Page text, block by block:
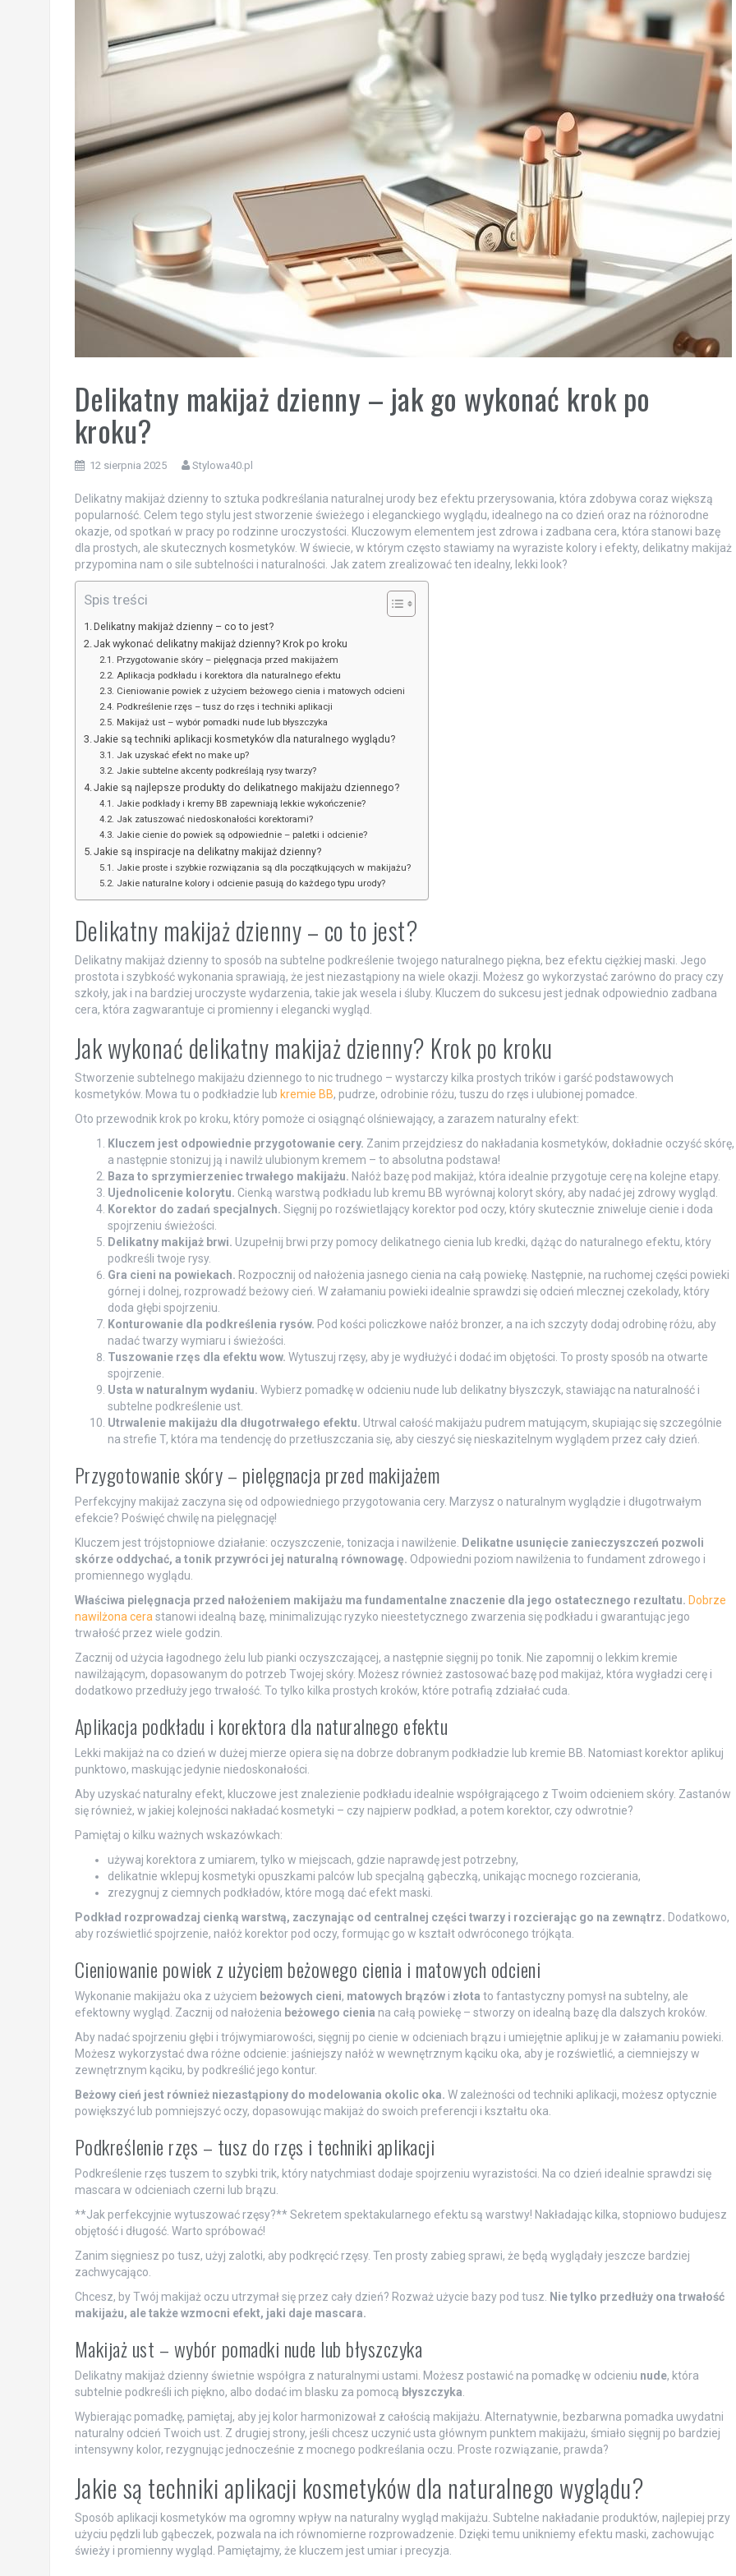
Delikatny makijaż dzienny – jak go wykonać krok po
kroku?
12 sierpnia 2025 Stylowa40.pl
Delikatny makijaż dzienny to sztuka podkreślania naturalnej urody bez efektu przerysowania, która zdobywa coraz większą
popularność. Celem tego stylu jest stworzenie świeżego i eleganckiego wyglądu, idealnego na co dzień oraz na różnorodne
okazje, od spotkań w pracy po rodzinne uroczystości. Kluczowym elementem jest zdrowa i zadbana cera, która stanowi bazę
dla prostych, ale skutecznych kosmetyków. W świecie, w którym często stawiamy na wyraziste kolory i efekty, delikatny makijaż
przypomina nam o sile subtelności i naturalności. Jak zatem zrealizować ten idealny, lekki look?
Spis treści
Delikatny makijaż dzienny – co to jest?
Jak wykonać delikatny makijaż dzienny? Krok po kroku
Przygotowanie skóry – pielęgnacja przed makijażem
Aplikacja podkładu i korektora dla naturalnego efektu
Cieniowanie powiek z użyciem beżowego cienia i matowych odcieni
Podkreślenie rzęs – tusz do rzęs i techniki aplikacji
Makijaż ust – wybór pomadki nude lub błyszczyka
Jakie są techniki aplikacji kosmetyków dla naturalnego wyglądu?
Jak uzyskać efekt no make up?
Jakie subtelne akcenty podkreślają rysy twarzy?
Jakie są najlepsze produkty do delikatnego makijażu dziennego?
Jakie podkłady i kremy BB zapewniają lekkie wykończenie?
Jak zatuszować niedoskonałości korektorami?
Jakie cienie do powiek są odpowiednie – paletki i odcienie?
Jakie są inspiracje na delikatny makijaż dzienny?
Jakie proste i szybkie rozwiązania są dla początkujących w makijażu?
Jakie naturalne kolory i odcienie pasują do każdego typu urody?
Delikatny makijaż dzienny – co to jest?
Delikatny makijaż dzienny to sposób na subtelne podkreślenie twojego naturalnego piękna, bez efektu ciężkiej maski. Jego
prostota i szybkość wykonania sprawiają, że jest niezastąpiony na wiele okazji. Możesz go wykorzystać zarówno do pracy czy
szkoły, jak i na bardziej uroczyste wydarzenia, takie jak wesela i śluby. Kluczem do sukcesu jest jednak odpowiednio zadbana
cera, która zagwarantuje ci promienny i elegancki wygląd.
Jak wykonać delikatny makijaż dzienny? Krok po kroku
Stworzenie subtelnego makijażu dziennego to nic trudnego – wystarczy kilka prostych trików i garść podstawowych
kosmetyków. Mowa tu o podkładzie lub kremie BB, pudrze, odrobinie różu, tuszu do rzęs i ulubionej pomadce.
Oto przewodnik krok po kroku, który pomoże ci osiągnąć olśniewający, a zarazem naturalny efekt:
Kluczem jest odpowiednie przygotowanie cery. Zanim przejdziesz do nakładania kosmetyków, dokładnie oczyść skórę,
a następnie stonizuj ją i nawilż ulubionym kremem – to absolutna podstawa!
Baza to sprzymierzeniec trwałego makijażu. Nałóż bazę pod makijaż, która idealnie przygotuje cerę na kolejne etapy.
Ujednolicenie kolorytu. Cienką warstwą podkładu lub kremu BB wyrównaj koloryt skóry, aby nadać jej zdrowy wygląd.
Korektor do zadań specjalnych. Sięgnij po rozświetlający korektor pod oczy, który skutecznie zniweluje cienie i doda
spojrzeniu świeżości.
Delikatny makijaż brwi. Uzupełnij brwi przy pomocy delikatnego cienia lub kredki, dążąc do naturalnego efektu, który
podkreśli twoje rysy.
Gra cieni na powiekach. Rozpocznij od nałożenia jasnego cienia na całą powiekę. Następnie, na ruchomej części powieki
górnej i dolnej, rozprowadź beżowy cień. W załamaniu powieki idealnie sprawdzi się odcień mlecznej czekolady, który
doda głębi spojrzeniu.
Konturowanie dla podkreślenia rysów. Pod kości policzkowe nałóż bronzer, a na ich szczyty dodaj odrobinę różu, aby
nadać twarzy wymiaru i świeżości.
Tuszowanie rzęs dla efektu wow. Wytuszuj rzęsy, aby je wydłużyć i dodać im objętości. To prosty sposób na otwarte
spojrzenie.
Usta w naturalnym wydaniu. Wybierz pomadkę w odcieniu nude lub delikatny błyszczyk, stawiając na naturalność i
subtelne podkreślenie ust.
Utrwalenie makijażu dla długotrwałego efektu. Utrwal całość makijażu pudrem matującym, skupiając się szczególnie
na strefie T, która ma tendencję do przetłuszczania się, aby cieszyć się nieskazitelnym wyglądem przez cały dzień.
Przygotowanie skóry – pielęgnacja przed makijażem
Perfekcyjny makijaż zaczyna się od odpowiedniego przygotowania cery. Marzysz o naturalnym wyglądzie i długotrwałym
efekcie? Poświęć chwilę na pielęgnację!
Kluczem jest trójstopniowe działanie: oczyszczenie, tonizacja i nawilżenie.
Delikatne usunięcie zanieczyszczeń pozwoli
skórze oddychać, a tonik przywróci jej naturalną równowagę. Odpowiedni poziom nawilżenia to fundament zdrowego i
promiennego wyglądu.
Właściwa pielęgnacja przed nałożeniem makijażu ma fundamentalne znaczenie dla jego ostatecznego rezultatu. Dobrze
nawilżona cera stanowi idealną bazę, minimalizując ryzyko nieestetycznego zwarzenia się podkładu i gwarantując jego
trwałość przez wiele godzin.
Zacznij od użycia łagodnego żelu lub pianki oczyszczającej, a następnie sięgnij po tonik. Nie zapomnij o lekkim kremie
nawilżającym, dopasowanym do potrzeb Twojej skóry. Możesz również zastosować bazę pod makijaż, która wygładzi cerę i
dodatkowo przedłuży jego trwałość. To tylko kilka prostych kroków, które potrafią zdziałać cuda.
Aplikacja podkładu i korektora dla naturalnego efektu
Lekki makijaż na co dzień w dużej mierze opiera się na dobrze dobranym podkładzie lub kremie BB. Natomiast korektor aplikuj
punktowo, maskując jedynie niedoskonałości.
Aby uzyskać naturalny efekt, kluczowe jest znalezienie podkładu idealnie współgrającego z Twoim odcieniem skóry. Zastanów
się również, w jakiej kolejności nakładać kosmetyki – czy najpierw podkład, a potem korektor, czy odwrotnie?
Pamiętaj o kilku ważnych wskazówkach:
używaj korektora z umiarem, tylko w miejscach, gdzie naprawdę jest potrzebny,
delikatnie wklepuj kosmetyki opuszkami palców lub specjalną gąbeczką, unikając mocnego rozcierania,
zrezygnuj z ciemnych podkładów, które mogą dać efekt maski.
Podkład rozprowadzaj cienką warstwą, zaczynając od centralnej części twarzy i rozcierając go na zewnątrz. Dodatkowo,
aby rozświetlić spojrzenie, nałóż korektor pod oczy, formując go w kształt odwróconego trójkąta.
Cieniowanie powiek z użyciem beżowego cienia i matowych odcieni
Wykonanie makijażu oka z użyciem beżowych cieni, matowych brązówi złota to fantastyczny pomysł na subtelny, ale
efektowny wygląd. Zacznij od nałożenia beżowego cienia na całą powiekę – stworzy on idealną bazę dla dalszych kroków.
Aby nadać spojrzeniu głębi i trójwymiarowości, sięgnij po cienie w odcieniach brązu i umiejętnie aplikuj je w załamaniu powieki.
Możesz wykorzystać dwa różne odcienie: jaśniejszy nałóż w wewnętrznym kąciku oka, aby je rozświetlić, a ciemniejszy w
zewnętrznym kąciku, by podkreślić jego kontur.
Beżowy cień jest również niezastąpiony do modelowania okolic oka. W zależności od techniki aplikacji, możesz optycznie
powiększyć lub pomniejszyć oczy, dopasowując makijaż do swoich preferencji i kształtu oka.
Podkreślenie rzęs – tusz do rzęs i techniki aplikacji
Podkreślenie rzęs tuszem to szybki trik, który natychmiast dodaje spojrzeniu wyrazistości. Na co dzień idealnie sprawdzi się
mascara w odcieniach czerni lub brązu.
**Jak perfekcyjnie wytuszować rzęsy?** Sekretem spektakularnego efektu są warstwy! Nakładając kilka, stopniowo budujesz
objętość i długość. Warto spróbować!
Zanim sięgniesz po tusz, użyj zalotki, aby podkręcić rzęsy. Ten prosty zabieg sprawi, że będą wyglądały jeszcze bardziej
zachwycająco.
Chcesz, by Twój makijaż oczu utrzymał się przez cały dzień? Rozważ użycie bazy pod tusz.
Nie tylko przedłuży ona trwałość
makijażu, ale także wzmocni efekt, jaki daje mascara.
Makijaż ust – wybór pomadki nude lub błyszczyka
Delikatny makijaż dzienny świetnie współgra z naturalnymi ustami. Możesz postawić na pomadkę w odcieniu nude, która
subtelnie podkreśli ich piękno, albo dodać im blasku za pomocą błyszczyka
Wybierając pomadkę, pamiętaj, aby jej kolor harmonizował z całością makijażu. Alternatywnie, bezbarwna pomadka uwydatni
naturalny odcień Twoich ust. Z drugiej strony, jeśli chcesz uczynić usta głównym punktem makijażu, śmiało sięgnij po bardziej
intensywny kolor, rezygnując jednocześnie z mocnego podkreślania oczu. Proste rozwiązanie, prawda?
Jakie są techniki aplikacji kosmetyków dla naturalnego wyglądu?
Sposób aplikacji kosmetyków ma ogromny wpływ na naturalny wygląd makijażu. Subtelne nakładanie produktów, najlepiej przy
użyciu pędzli lub gąbeczek, pozwala na ich równomierne rozprowadzenie. Dzięki temu unikniemy efektu maski, zachowując
świeży i promienny wygląd. Pamiętajmy, że kluczem jest umiar i precyzja.